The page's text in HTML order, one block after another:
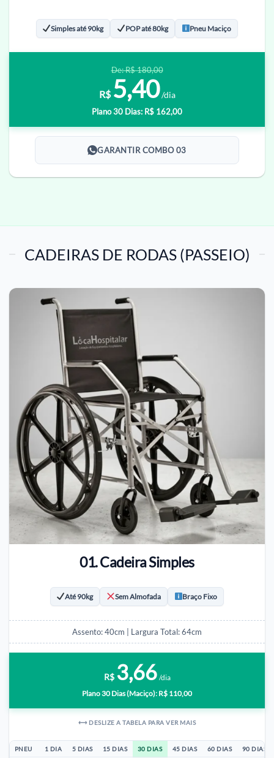
Simples até 90kg POP até 80kg Pneu Maciço
De: R$ 180,00
R$ 5,40 /dia
Plano 30 Dias: R$ 162,00
GARANTIR COMBO 03
CADEIRAS DE RODAS (PASSEIO)
01. Cadeira Simples
Até 90kg Sem Almofada Braço Fixo
Assento: 40cm | Largura Total: 64cm
R$ 3,66 /dia
Plano 30 Dias (Maciço): R$ 110,00
⟷ DESLIZE A TABELA PARA VER MAIS
PNEU 1 DIA 5 DIAS 15 DIAS 30 DIAS 45 DIAS 60 DIAS 90 DIAS